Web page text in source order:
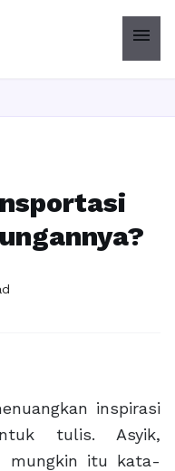
menu
inspirasi
tulis. Asyik,
mungkin itu kata-